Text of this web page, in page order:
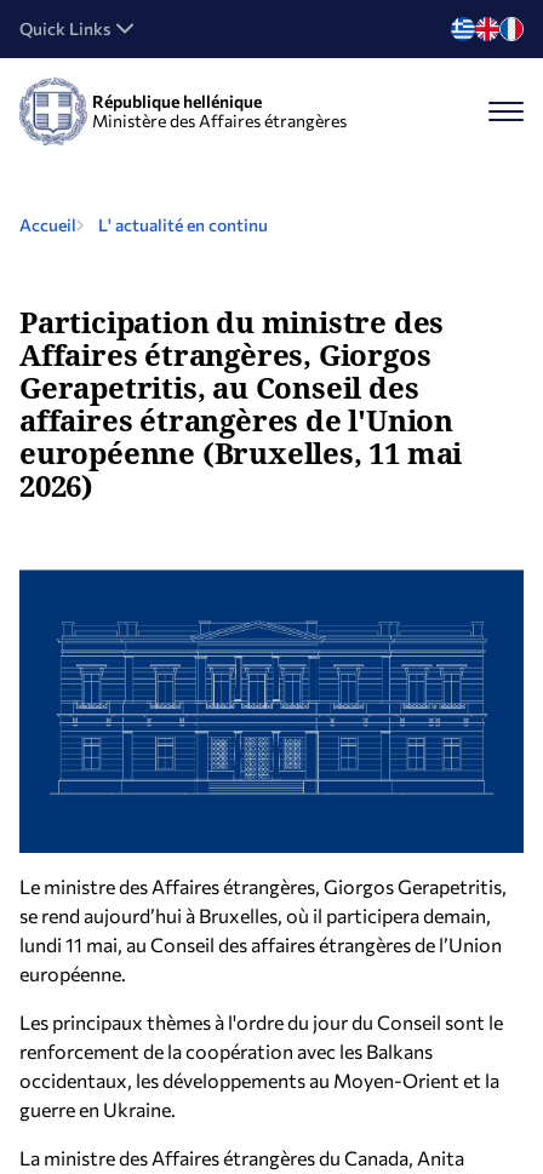
Quick Links
République hellénique
Ministère des Affaires étrangères
Accueil L' actualité en continu
Participation du ministre des
Affaires étrangères, Giorgos
Gerapetritis, au Conseil des
affaires étrangères de l'Union
européenne (Bruxelles, 11 mai
2026)
Le ministre des Affaires étrangères, Giorgos Gerapetritis,
se rend aujourd’hui à Bruxelles, où il participera demain,
lundi 11 mai, au Conseil des affaires étrangères de l’Union
européenne.
Les principaux thèmes à l'ordre du jour du Conseil sont le
renforcement de la coopération avec les Balkans
occidentaux, les développements au Moyen-Orient et la
guerre en Ukraine.
La ministre des Affaires étrangères du Canada, Anita